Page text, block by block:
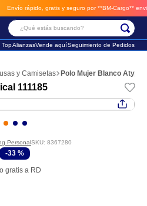
rápido, gratis y seguro por **BM-Cargo** envios
¿Qué estás buscando?
TopAlianzasVende aquíSeguimiento de Pedidos
y Camisetas Polo Mujer Blanco
111185
PersonalSKU: 8367280
-33 %
gratis a RD